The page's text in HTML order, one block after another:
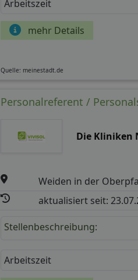
Arbeitszeit
mehr Details
Quelle: meinestadt.de
Personalreferent /
Die Kliniken
Weiden in der
aktualisiert seit:
Stellenbeschreibung:
Arbeitszeit